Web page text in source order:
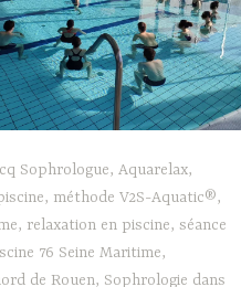
Sophrologue, Aquarelax,
, méthode V2S-Aquatic®,
, relaxation en piscine, séance
76 Seine Maritime,
de Rouen, Sophrologie dans